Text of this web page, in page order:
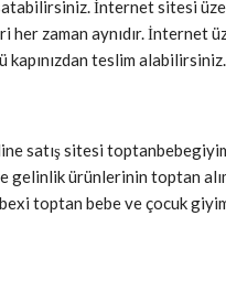
İnternet sitesi
zaman aynıdır. İnternet
teslim alabilirsiniz.
satış sitesi
gelinlik ürünlerinin toptan
toptan bebe ve çocuk giyim